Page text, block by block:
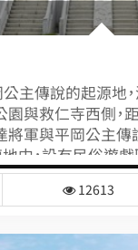
主傳說的起源地
與救仁寺西側，
軍與平岡公主傳
中，設有民俗遊戲
、溫達村、溫達館
5千萬年前大自然
還會盛大舉辦溫
12613